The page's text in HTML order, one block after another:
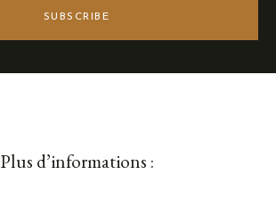
SUBSCRIBE
Plus d’informations :